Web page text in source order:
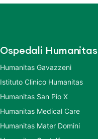
Ospedali Humanitas
Humanitas Gavazzeni
Istituto Clinico Humanitas
Humanitas San Pio X
Humanitas Medical Care
Humanitas Mater Domini